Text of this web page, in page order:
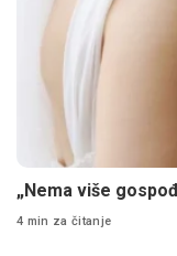
„Nema više
4 min za čitanje